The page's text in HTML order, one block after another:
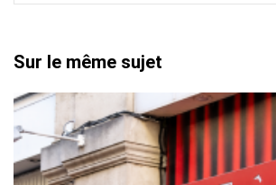
Sur le même sujet